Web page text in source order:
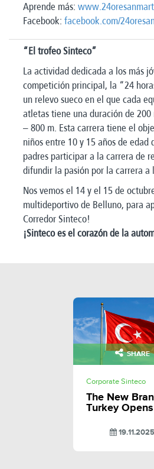
Aprende más:
Facebook: facebook.com/
“El trofeo Sinteco”
La actividad dedicada a los más
competición principal, la “24
un relevo sueco en el que cada
atletas tiene una duración de 200
– 800 m. Esta carrera tiene el
niños entre 10 y 15 años de edad
padres participar a la carrera de
difundir la pasión por la carrera a
Nos vemos el 14 y el 15 de
multideportivo de Belluno, para
Corredor Sinteco!
¡Sinteco es el corazón de la
SHARE
Corporate Sinteco
The New
Turkey Opens
19.11.2025